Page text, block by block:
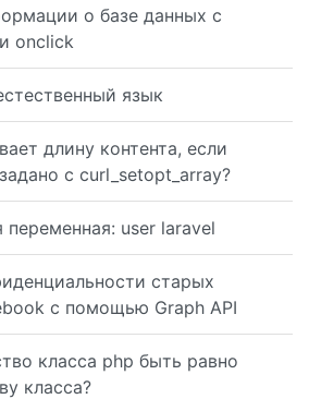
о базе данных с
onclick
язык
длину контента, если
задано с curl_setopt_array?
переменная: user laravel
старых
с помощью Graph API
класса php быть равно
класса?